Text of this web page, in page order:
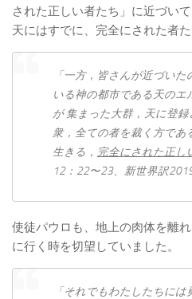
され​た​正しい​者​たち」に近づい
天にはすでに、完全にされた者た
「一方，皆さん​が​近づい​
いる​神​の​都市​で​ある​天​の​エ
が 集まっ​た​大群，天​に​登
衆，全て​の​者​を​裁く​方​で​あ
生きる， 完全​に​され​た​正し
12：22〜23、新世界訳2019
使徒パウロも、地上の肉体を離
に行く時を切望していました。
「それでも​わたしたち​に​